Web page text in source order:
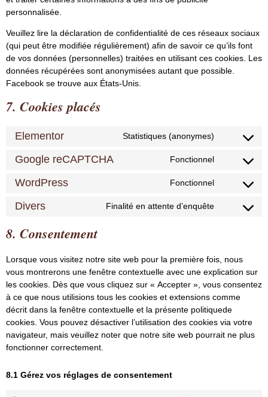
personnalisée.
Veuillez lire la déclaration de confidentialité de ces réseaux sociaux
(qui peut être modifiée régulièrement) afin de savoir ce qu’ils font
de vos données (personnelles) traitées en utilisant ces cookies. Les
données récupérées sont anonymisées autant que possible.
Facebook se trouve aux États-Unis.
7. Cookies placés
Elementor Statistiques (anonymes)
Google reCAPTCHA Fonctionnel
WordPress Fonctionnel
Divers Finalité en attente d’enquête
8. Consentement
Lorsque vous visitez notre site web pour la première fois, nous
vous montrerons une fenêtre contextuelle avec une explication sur
les cookies. Dès que vous cliquez sur « Accepter », vous consentez
à ce que nous utilisions tous les cookies et extensions comme
décrit dans la fenêtre contextuelle et la présente politiquede
cookies. Vous pouvez désactiver l’utilisation des cookies via votre
navigateur, mais veuillez noter que notre site web pourrait ne plus
fonctionner correctement.
8.1 Gérez vos réglages de consentement